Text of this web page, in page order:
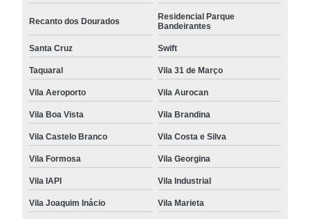
Recanto dos Dourados
Residencial Parque
Bandeirantes
Santa Cruz Swift
Taquaral Vila 31 de Março
Vila Aeroporto Vila Aurocan
Vila Boa Vista Vila Brandina
Vila Castelo Branco Vila Costa e Silva
Vila Formosa Vila Georgina
Vila IAPI Vila Industrial
Vila Joaquim Inácio Vila Marieta